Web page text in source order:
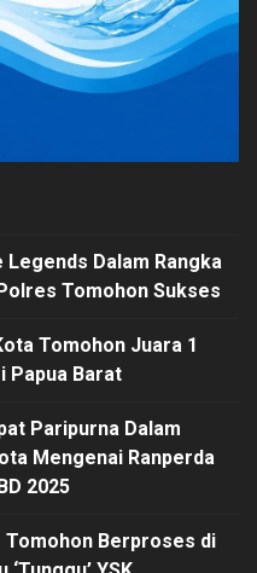
Dalam Rangka
Tomohon Sukses
Tomohon Juara 1
Papua Barat
Paripurna Dalam
Mengenai Ranperda
2025
Tomohon Berproses di